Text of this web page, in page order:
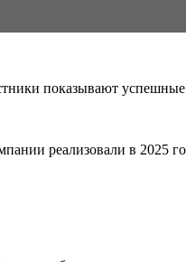
показывают
реализовали в 2025